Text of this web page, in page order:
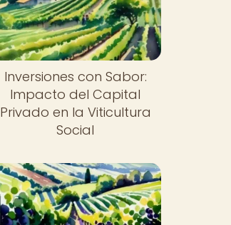
Inversiones con Sabor:
Impacto del Capital
Privado en la Viticultura
Social